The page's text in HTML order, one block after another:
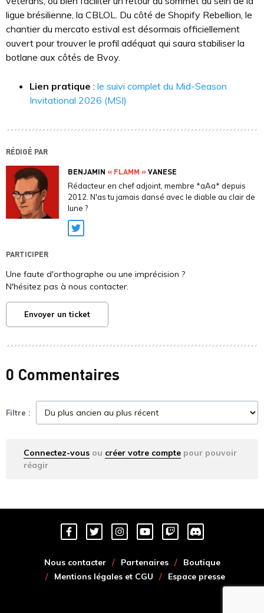
ligue brésilienne, la CBLOL. Du côté de Shopify Rebellion, le
chantier du mercato estival est désormais officiellement
ouvert pour trouver le profil adéquat qui saura stabiliser la
botlane aux côtés de Bvoy.
Lien pratique : le suivi complet du Mid-Season
Invitational 2026 (MSI)
RÉDIGÉ PAR
BENJAMIN « FLAMM »VANESE
Rédacteur en chef adjoint, membre *aAa* depuis
2012. N'as tu jamais dansé avec le diable au clair de
lune ?
Twitter
PARTICIPER
Une faute d'orthographe ou une imprécision ?
N'hésitez pas à nous contacter.
Envoyer un ticket
0 Commentaires
Filtre :
Connectez-vous ou créer votre compte pour pouvoir
réagir
Nous contacter Partenaires
Boutique
Mentions légales et CGU
Espace presse